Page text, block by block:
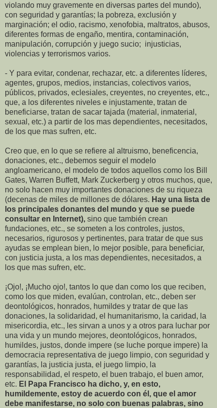
violando muy gravemente en diversas partes del mundo),
con seguridad y garantías; la pobreza, exclusión y
marginación; el odio, racismo, xenofobia, maltratos, abusos,
diferentes formas de engaño, mentira, contaminación,
manipulación, corrupción y juego sucio; injusticias,
violencias y terrorismos varios.
- Y para evitar, condenar, rechazar, etc. a diferentes líderes,
agentes, grupos, medios, instancias, colectivos varios,
públicos, privados, eclesiales, creyentes, no creyentes, etc.,
que, a los diferentes niveles e injustamente, tratan de
beneficiarse, tratan de sacar tajada (material, inmaterial,
sexual, etc.) a partir de los mas dependientes, necesitados,
de los que mas sufren, etc.
Creo que, en lo que se refiere al altruismo, beneficencia,
donaciones, etc., debemos seguir el modelo
angloamericano, el modelo de todos aquellos como los Bill
Gates, Warren Buffett, Mark Zuckerberg y otros muchos, que,
no solo hacen muy importantes donaciones de su riqueza
(decenas de miles de millones de dólares. Hay una lista de
los principales donantes del mundo y que se puede
consultar en Internet), sino que también crean
fundaciones, etc., se someten a los controles, justos,
necesarios, rigurosos y pertinentes, para tratar de que sus
ayudas se emplean bien, lo mejor posible, para beneficiar,
con justicia justa, a los mas dependientes, necesitados, a
los que mas sufren, etc.
¡Ojo!, ¡Mucho ojo!, tantos lo que dan como los que reciben,
como los que miden, evalúan, controlan, etc., deben ser
deontológicos, honrados, humildes y tratar de que las
donaciones, la solidaridad, el humanitarismo, la caridad, la
misericordia, etc., les sirvan a unos y a otros para luchar por
una vida y un mundo mejores, deontológicos, honrados,
humildes, justos, donde impere (se luche porque impere) la
democracia representativa de juego limpio, con seguridad y
garantías, la justicia justa, el juego limpio, la
responsabilidad, el respeto, el buen trabajo, el buen amor,
etc. El Papa Francisco ha dicho, y, en esto,
humildemente, estoy de acuerdo con él, que el amor
debe manifestarse, no solo con buenas palabras, sino